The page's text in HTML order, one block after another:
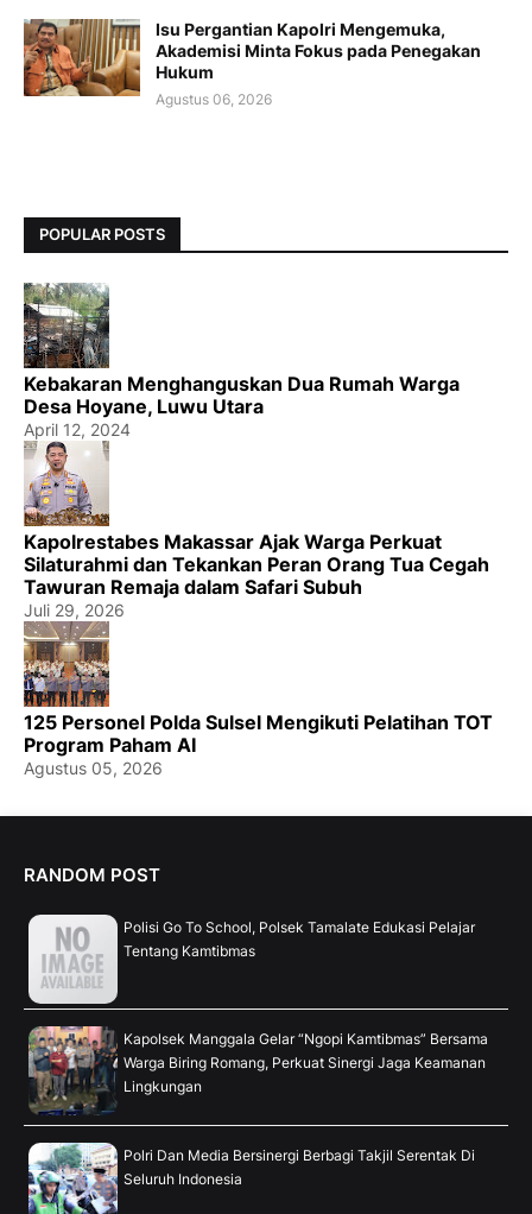
Isu Pergantian Kapolri Mengemuka,
Akademisi Minta Fokus pada Penegakan
Hukum
Agustus 06, 2026
POPULAR POSTS
Kebakaran Menghanguskan Dua Rumah Warga
Desa Hoyane, Luwu Utara
April 12, 2024
Kapolrestabes Makassar Ajak Warga Perkuat
Silaturahmi dan Tekankan Peran Orang Tua Cegah
Tawuran Remaja dalam Safari Subuh
Juli 29, 2026
125 Personel Polda Sulsel Mengikuti Pelatihan TOT
Program Paham AI
Agustus 05, 2026
RANDOM POST
Polisi Go To School, Polsek Tamalate Edukasi Pelajar
Tentang Kamtibmas
Kapolsek Manggala Gelar “Ngopi Kamtibmas” Bersama
Warga Biring Romang, Perkuat Sinergi Jaga Keamanan
Lingkungan
Polri Dan Media Bersinergi Berbagi Takjil Serentak Di
Seluruh Indonesia